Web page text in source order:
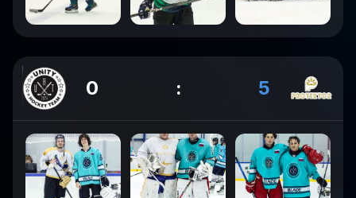
0 : 5